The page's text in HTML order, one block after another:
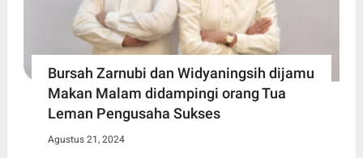
Bursah Zarnubi dan Widyaningsih dijamu
Makan Malam didampingi orang Tua
Leman Pengusaha Sukses
Agustus 21, 2024